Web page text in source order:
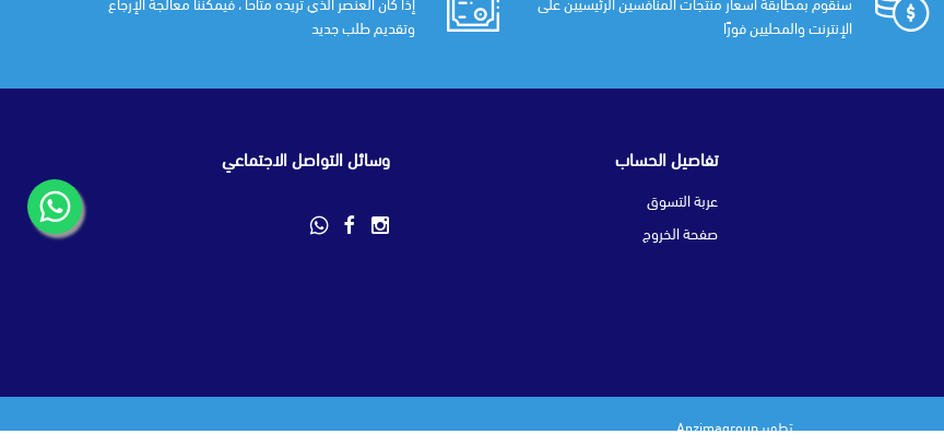
الإنترنت والمحليين فورًا
وتقديم طلب جديد
تفاصيل الحساب
عربة التسوق
صفحة الخروج
وسائل التواصل الاجتماعي
تطويرAnzimagroup